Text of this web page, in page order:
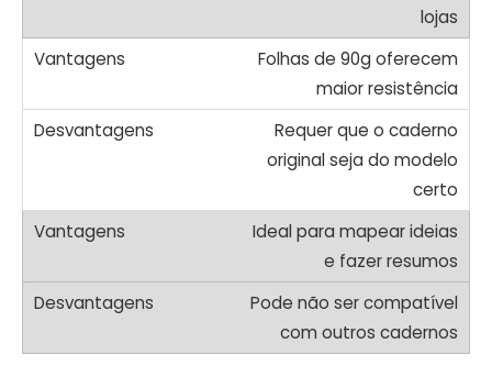
lojas
Folhas de 90g oferecem
maior resistência
Requer que o caderno
original seja do modelo
certo
Ideal para mapear ideias
e fazer resumos
Pode não ser compatível
com outros cadernos